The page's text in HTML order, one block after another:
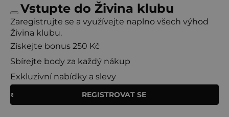
Vstupte do Živina klubu
Zaregistrujte se a využívejte naplno všech výhod
Živina klubu.
Získejte bonus 250 Kč
Sbírejte body za každý nákup
Exkluzivní nabídky a slevy
REGISTROVAT SE